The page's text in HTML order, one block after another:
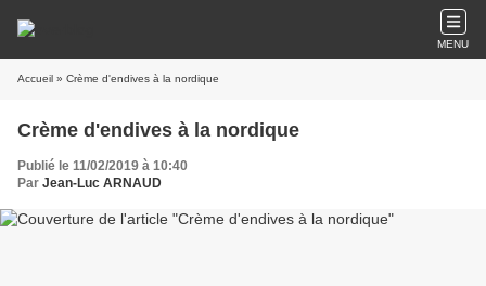
MENU
Accueil » Crème d'endives à la nordique
Crème d'endives à la nordique
Publié le 11/02/2019 à 10:40
Par Jean-Luc ARNAUD